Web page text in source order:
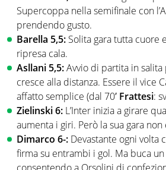
Supercoppa nella semifinale con
prendendo gusto.
Barella 5,5: Solita gara tutta cuore
ripresa cala.
Asllani 5,5:Avvio di partita in salita
cresce alla distanza. Essere il vice
affatto semplice (dal 70′ Frattesi:
Zielinski 6: L’Inter inizia a girare
aumenta i giri. Però la sua gara
Dimarco 6-: Devastante ogni volta
firma su entrambi i gol. Ma buca